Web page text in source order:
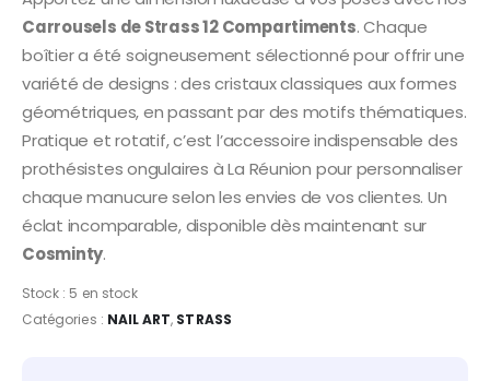
Carrousels de Strass 12 Compartiments. Chaque
boîtier a été soigneusement sélectionné pour offrir une
variété de designs : des cristaux classiques aux formes
géométriques, en passant par des motifs thématiques.
Pratique et rotatif, c’est l’accessoire indispensable des
prothésistes ongulaires à La Réunion pour personnaliser
chaque manucure selon les envies de vos clientes. Un
éclat incomparable, disponible dès maintenant sur
Cosminty.
Stock : 5 en stock
Catégories : NAIL ART, STRASS